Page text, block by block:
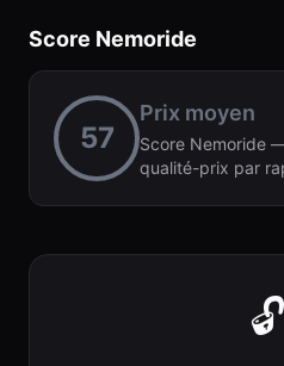
Score Nemoride
57
Prix moyen
Score Nemoride
qualité-prix par
🔓